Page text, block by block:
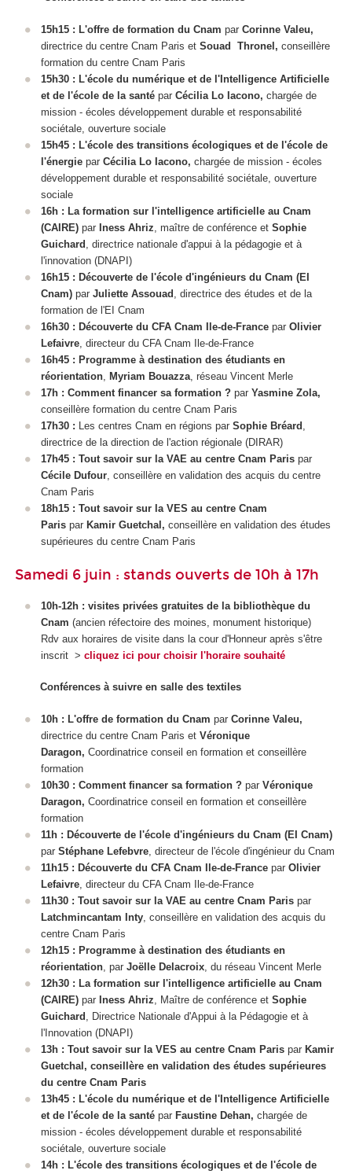
15h15 : L'offre de formation du Cnam parCorinne Valeu,
directrice du centre Cnam Paris etSouad Thronel, conseillère
formation du centre Cnam Paris
15h30 : L'école du numérique et de l'Intelligence Artificielle
et de l'école de la santé parCécilia Lo Iacono, chargée de
mission - écoles développement durable et responsabilité
sociétale, ouverture sociale
15h45 : L'école des transitions écologiques et de l'école de
l'énergie par Cécilia Lo Iacono, chargée de mission - écoles
développement durable et responsabilité sociétale, ouverture
sociale
16h : La formation sur l'intelligence artificielle au Cnam
(CAIRE)par Iness Ahriz , maître de conférence et Sophie
Guichard , directrice nationale d'appui à la pédagogie et à
l'innovation (DNAPI)
16h15 : Découverte de l'école d'ingénieurs du Cnam (EI
Cnam)par Juliette Assouad , directrice des études et de la
formation de l'EI Cnam
16h30 : Découverte du CFA Cnam Ile-de-Francepar Olivier
Lefaivre, directeur du CFA Cnam Ile-de-France
16h45 : Programme à destination des étudiants en
réorientation, Myriam Bouazza, réseau Vincent Merle
17h : Comment financer sa formation ? parYasmine Zola,
conseillère formation du centre Cnam Paris
17h30 : Les centres Cnam en régions par Sophie Bréard
directrice de la direction de l'action régionale (DIRAR)
17h45 : Tout savoir sur la VAE au centre Cnam Paris par
Cécile Dufour, conseillère en validation des acquis du centre
Cnam Paris
18h15 : Tout savoir sur la VES au centre Cnam
Paris par Kamir Guetchal, conseillère en validation des études
supérieures du centre Cnam Paris
Samedi 6 juin : stands ouverts de 10h à 17h
10h-12h : visites privées gratuites de la bibliothèque du
Cnam (ancien réfectoire des moines, monument historique)
Rdv aux horaires de visite dans la cour d'Honneur après s'être
inscrit > cliquez ici pour choisir l'horaire souhaité
Conférences à suivre en salle des textiles
10h : L'offre de formation du Cnam parCorinne Valeu,
directrice du centre Cnam Paris etVéronique
Daragon, Coordinatrice conseil en formation et conseillère
formation
10h30 : Comment financer sa formation ? parVéronique
Daragon, Coordinatrice conseil en formation et conseillère
formation
11h : Découverte de l'école d'ingénieurs du Cnam (EI Cnam)
par Stéphane Lefebvre, directeur de l'école d'ingénieur du Cnam
11h15 : Découverte du CFA Cnam Ile-de-Francepar Olivier
Lefaivre, directeur du CFA Cnam Ile-de-France
11h30 : Tout savoir sur la VAE au centre Cnam Paris par
Latchmincantam Inty, conseillère en validation des acquis du
centre Cnam Paris
12h15 : Programme à destination des étudiants en
réorientation, par Joëlle Delacroix, du réseau Vincent Merle
12h30 : La formation sur l'intelligence artificielle au Cnam
(CAIRE)par Iness Ahriz , Maître de conférence et Sophie
Guichard , Directrice Nationale d'Appui à la Pédagogie et à
l'Innovation (DNAPI)
13h : Tout savoir sur la VES au centre Cnam Paris par Kamir
Guetchal, conseillère en validation des études supérieures
du centre Cnam Paris
13h45 : L'école du numérique et de l'Intelligence Artificielle
et de l'école de la santé parFaustine Dehan, chargée de
mission - écoles développement durable et responsabilité
sociétale, ouverture sociale
14h : L'école des transitions écologiques et de l'école de